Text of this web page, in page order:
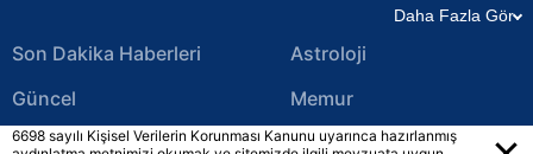
Daha Fazla Gör
Son Dakika Haberleri
Güncel
Ekonomi Haberleri
Astroloji
Memur
Yerel Haberler
6698 sayılı Kişisel Verilerin Korunması Kanunu uyarınca hazırlanmış